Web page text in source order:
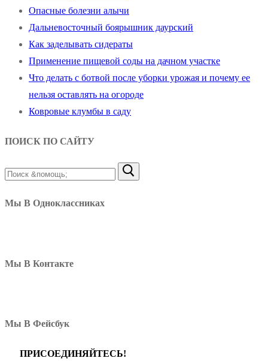
Опасные болезни алычи
Дальневосточный боярышник даурский
Как заделывать сидераты
Применение пищевой соды на дачном участке
Что делать с ботвой после уборки урожая и почему ее
нельзя оставлять на огороде
Ковровые клумбы в саду
ПОИСК ПО САЙТУ
Найти:
Мы В Одноклассниках
Мы В Контакте
Мы В Фейсбук
ПРИСОЕДИНЯЙТЕСЬ!